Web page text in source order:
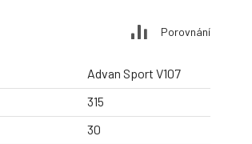
Porovnání
Advan Sport V107
315
30